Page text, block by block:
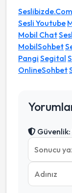
Seslibizde.Com
Sesli Youtube
Mobil Chat
MobilSohbet
Pangi Segital
OnlineSohbet
Güvenlik: